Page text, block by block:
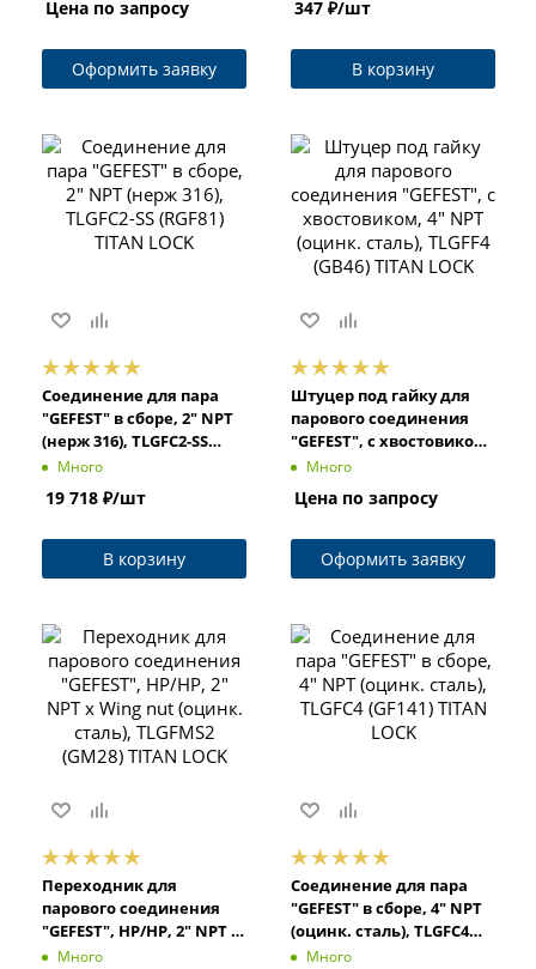
LOCK
Цена по запросу
Оформить заявку
LOCK
347 ₽/шт
В корзину
Соединение для пара
"GEFEST" в сборе, 2" NPT
(нерж 316), TLGFC2-SS
(RGF81) TITAN LOCK
Много
19 718 ₽/шт
В корзину
Штуцер под гайку для
парового соединения
"GEFEST", с хвостовиком,
4" NPT (оцинк. сталь),
Много
Цена по запросу
Оформить заявку
Переходник для
парового соединения
"GEFEST", НР/НР, 2" NPT x
Wing nut (оцинк. сталь),
Много
Соединение для пара
"GEFEST" в сборе, 4" NPT
(оцинк. сталь), TLGFC4
(GF141) TITAN LOCK
Много